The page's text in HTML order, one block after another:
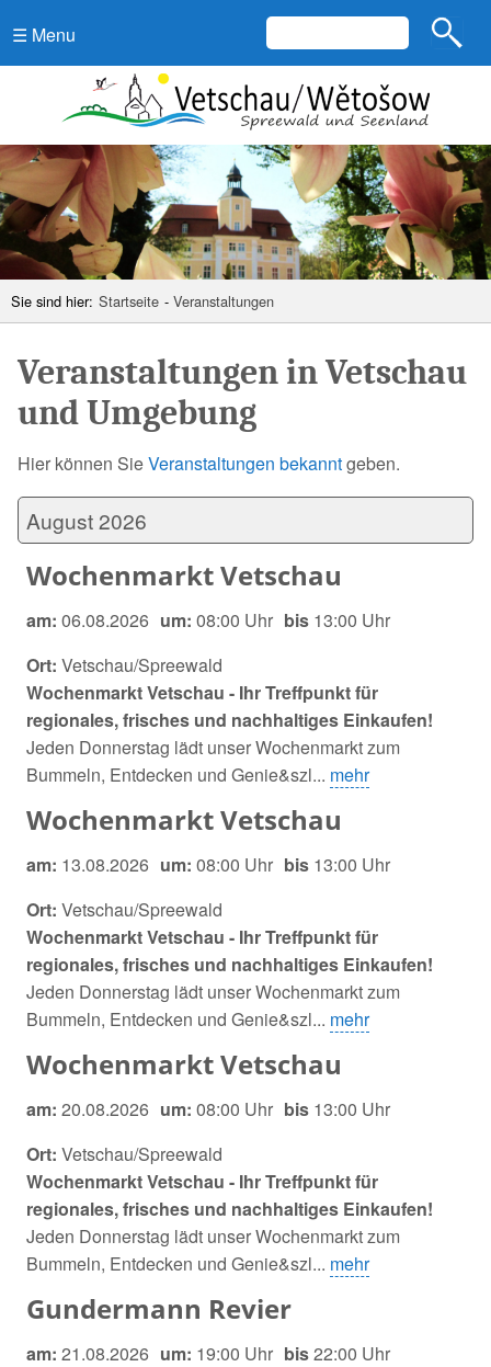
☰ Menu
Sie sind hier: Startseite - Veranstaltungen
Veranstaltungen in Vetschau
und Umgebung
Hier können SieVeranstaltungen bekanntgeben.
August 2026
Wochenmarkt Vetschau
am: 06.08.2026 um: 08:00 Uhr bis 13:00 Uhr
Ort: Vetschau/Spreewald
Wochenmarkt Vetschau - Ihr Treffpunkt für
regionales, frisches und nachhaltiges Einkaufen!
Jeden Donnerstag lädt unser Wochenmarkt zum
Bummeln, Entdecken und Genie&szl... mehr
Wochenmarkt Vetschau
am: 13.08.2026 um: 08:00 Uhr bis 13:00 Uhr
Ort: Vetschau/Spreewald
Wochenmarkt Vetschau - Ihr Treffpunkt für
regionales, frisches und nachhaltiges Einkaufen!
Jeden Donnerstag lädt unser Wochenmarkt zum
Bummeln, Entdecken und Genie&szl... mehr
Wochenmarkt Vetschau
am: 20.08.2026 um: 08:00 Uhr bis 13:00 Uhr
Ort: Vetschau/Spreewald
Wochenmarkt Vetschau - Ihr Treffpunkt für
regionales, frisches und nachhaltiges Einkaufen!
Jeden Donnerstag lädt unser Wochenmarkt zum
Bummeln, Entdecken und Genie&szl... mehr
Gundermann Revier
am: 21.08.2026 um: 19:00 Uhr bis22:00 Uhr